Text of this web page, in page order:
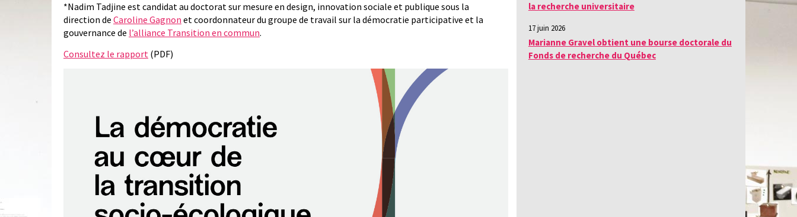
*Nadim Tadjine est candidat au doctorat sur mesure en design, innovation sociale et publique sous la
direction de Caroline Gagnon et coordonnateur du groupe de travail sur la démocratie participative et la
gouvernance de l’alliance Transition en commun.
Consultez le rapport (PDF)
la recherche universitaire
17 juin 2026
Marianne Gravel obtient une bourse doctorale du
Fonds de recherche du Québec